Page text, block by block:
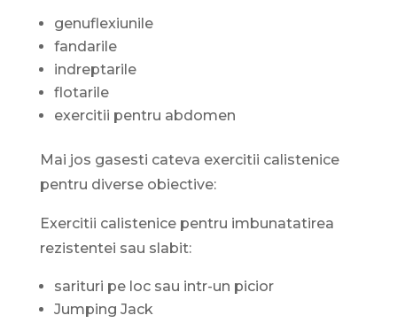
genuflexiunile
fandarile
indreptarile
flotarile
exercitii pentru abdomen
Mai jos gasesti cateva exercitii calistenice
pentru diverse obiective:
Exercitii calistenice pentru imbunatatirea
rezistentei sau slabit:
sarituri pe loc sau intr-un picior
Jumping Jack